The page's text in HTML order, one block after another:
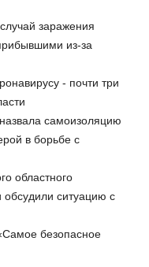
заражения
из-за
- почти три
самоизоляцию
в борьбе с
областного
ситуацию с
безопасное